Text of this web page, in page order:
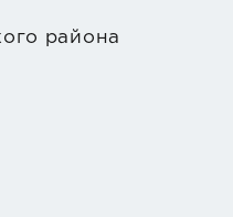
района